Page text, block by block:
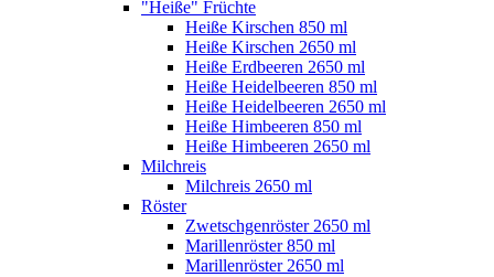
"Heiße" Früchte
Heiße Kirschen 850 ml
Heiße Kirschen 2650 ml
Heiße Erdbeeren 2650 ml
Heiße Heidelbeeren 850 ml
Heiße Heidelbeeren 2650 ml
Heiße Himbeeren 850 ml
Heiße Himbeeren 2650 ml
Milchreis
Milchreis 2650 ml
Röster
Zwetschgenröster 2650 ml
Marillenröster 850 ml
Marillenröster 2650 ml